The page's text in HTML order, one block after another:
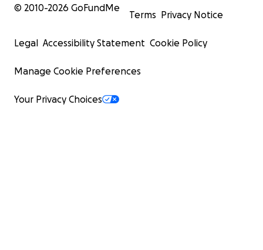
© 2010-2026 GoFundMe
Terms Privacy Notice
Legal Accessibility Statement Cookie Policy
Manage Cookie Preferences
Your Privacy Choices